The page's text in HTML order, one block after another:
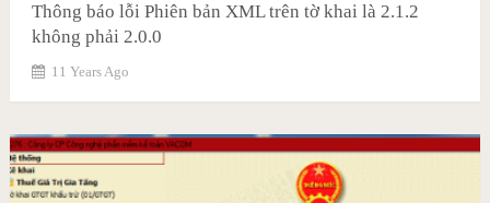
Thông báo lỗi Phiên bản XML trên tờ khai là 2.1.2
không phải 2.0.0
11 Years Ago